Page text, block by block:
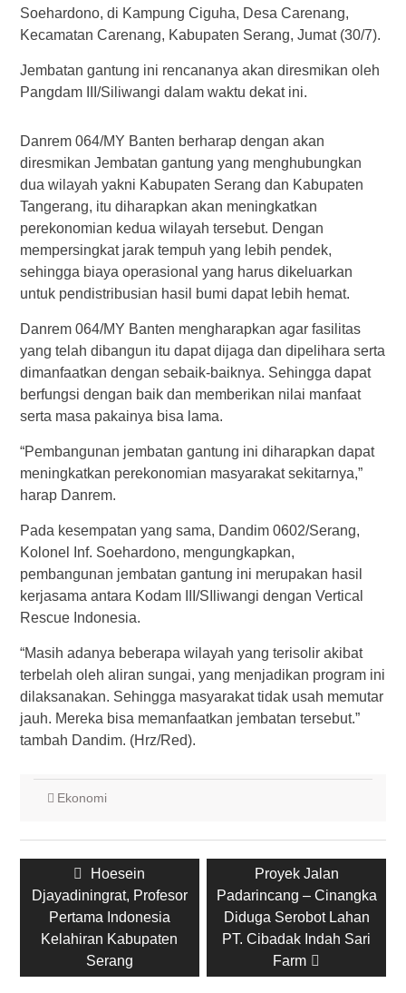
Soehardono, di Kampung Ciguha, Desa Carenang,
Kecamatan Carenang, Kabupaten Serang, Jumat (30/7).
Jembatan gantung ini rencananya akan diresmikan oleh
Pangdam III/Siliwangi dalam waktu dekat ini.
Danrem 064/MY Banten berharap dengan akan
diresmikan Jembatan gantung yang menghubungkan
dua wilayah yakni Kabupaten Serang dan Kabupaten
Tangerang, itu diharapkan akan meningkatkan
perekonomian kedua wilayah tersebut. Dengan
mempersingkat jarak tempuh yang lebih pendek,
sehingga biaya operasional yang harus dikeluarkan
untuk pendistribusian hasil bumi dapat lebih hemat.
Danrem 064/MY Banten mengharapkan agar fasilitas
yang telah dibangun itu dapat dijaga dan dipelihara serta
dimanfaatkan dengan sebaik-baiknya. Sehingga dapat
berfungsi dengan baik dan memberikan nilai manfaat
serta masa pakainya bisa lama.
“Pembangunan jembatan gantung ini diharapkan dapat
meningkatkan perekonomian masyarakat sekitarnya,”
harap Danrem.
Pada kesempatan yang sama, Dandim 0602/Serang,
Kolonel Inf. Soehardono, mengungkapkan,
pembangunan jembatan gantung ini merupakan hasil
kerjasama antara Kodam III/SIliwangi dengan Vertical
Rescue Indonesia.
“Masih adanya beberapa wilayah yang terisolir akibat
terbelah oleh aliran sungai, yang menjadikan program ini
dilaksanakan. Sehingga masyarakat tidak usah memutar
jauh. Mereka bisa memanfaatkan jembatan tersebut.”
tambah Dandim. (Hrz/Red).
Ekonomi
navigationPrevious
post:
Hoesein
Djayadiningrat, Profesor
Pertama Indonesia
Kelahiran Kabupaten
Serang
Next
post:
Proyek Jalan
Padarincang – Cinangka
Diduga Serobot Lahan
PT. Cibadak Indah Sari
Farm